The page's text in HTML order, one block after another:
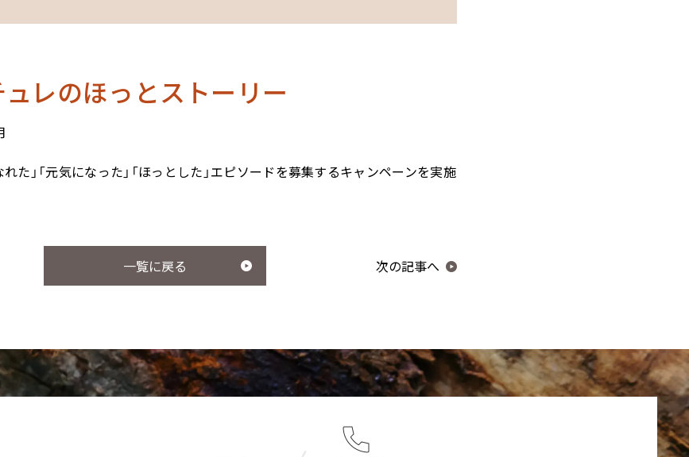
レのほっとストーリー
れた」「元気になった」「ほっとした」エピソードを募集するキャンペーンを実施
一覧に戻る 次の記事へ